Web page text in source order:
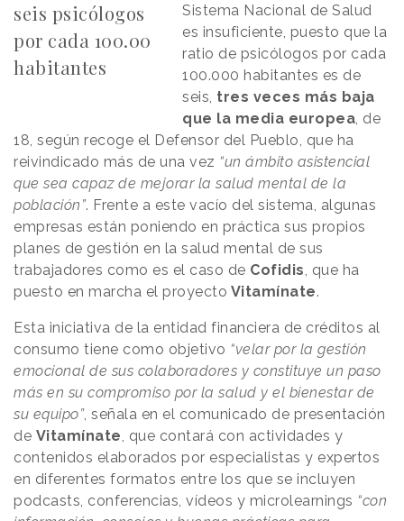
seis psicólogos
por cada 100.00
habitantes
Sistema Nacional de Salud
es insuficiente, puesto que la
ratio de psicólogos por cada
100.000 habitantes es de
seis, tres veces más baja
que la media europea, de
18, según recoge el Defensor del Pueblo, que ha
reivindicado más de una vez “un ámbito asistencial
que sea capaz de mejorar la salud mental de la
población”. Frente a este vacío del sistema, algunas
empresas están poniendo en práctica sus propios
planes de gestión en la salud mental de sus
trabajadores como es el caso de Cofidis, que ha
puesto en marcha el proyecto Vitamínate.
Esta iniciativa de la entidad financiera de créditos al
consumo tiene como objetivo “velar por la gestión
emocional de sus colaboradores y constituye un paso
más en su compromiso por la salud y el bienestar de
su equipo”, señala en el comunicado de presentación
de Vitamínate, que contará con actividades y
contenidos elaborados por especialistas y expertos
en diferentes formatos entre los que se incluyen
podcasts, conferencias, vídeos y microlearnings “con